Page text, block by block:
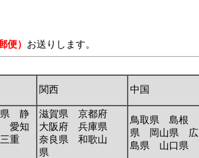
便） お送りします。
関西 中国
県 静
愛知
重
滋賀県 京都府
大阪府 兵庫県
奈良県 和歌山
県
鳥取県 島根
県 岡山県 広
島県 山口県